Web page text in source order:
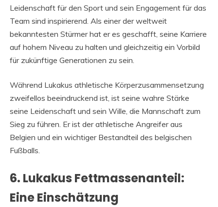
Leidenschaft für den Sport und sein Engagement für das
Team sind inspirierend. Als einer der weltweit
bekanntesten Stürmer hat er es geschafft, seine Karriere
auf hohem Niveau zu halten und gleichzeitig ein Vorbild
für zukünftige Generationen zu sein.
Während Lukakus athletische Körperzusammensetzung
zweifellos beeindruckend ist, ist seine wahre Stärke
seine Leidenschaft und sein Wille, die Mannschaft zum
Sieg zu führen. Er ist der athletische Angreifer aus
Belgien und ein wichtiger Bestandteil des belgischen
Fußballs.
6. Lukakus Fettmassenanteil:
Eine Einschätzung